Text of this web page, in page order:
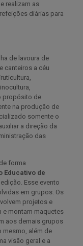
realizam as
diárias para
de lavoura de
canteiros a céu
propósito de
na produção de
somente o
a direção da
das
forma
Educativo de
edição. Esse evento
em grupos. Os
projetos e
e montam maquetes
aos demais grupos
mesmo, além de
visão geral e a